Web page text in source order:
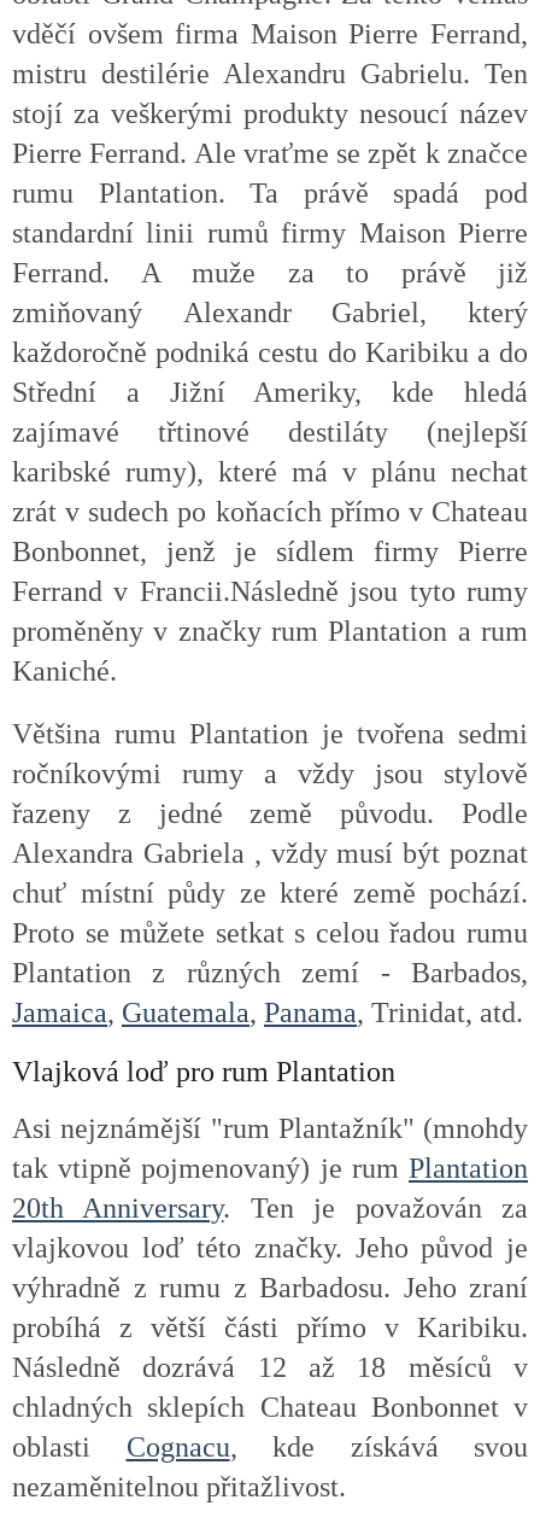
vděčí ovšem firma Maison Pierre Ferrand,
mistru destilérie Alexandru Gabrielu. Ten
stojí za veškerými produkty nesoucí název
Pierre Ferrand. Ale vraťme se zpět k značce
rumu Plantation. Ta právě spadá pod
standardní linii rumů firmy Maison Pierre
Ferrand. A muže za to právě již
zmiňovaný Alexandr Gabriel, který
každoročně podniká cestu do Karibiku a do
Střední a Jižní Ameriky, kde hledá
zajímavé třtinové destiláty (nejlepší
karibské rumy), které má v plánu nechat
zrát v sudech po koňacích přímo v Chateau
Bonbonnet, jenž je sídlem firmy Pierre
Ferrand v Francii.Následně jsou tyto rumy
proměněny v značky rum Plantation a rum
Kaniché.
Většina rumu Plantation je tvořena sedmi
ročníkovými rumy a vždy jsou stylově
řazeny z jedné země původu. Podle
Alexandra Gabriela , vždy musí být poznat
chuť místní půdy ze které země pochází.
Proto se můžete setkat s celou řadou rumu
Plantation z různých zemí - Barbados,
Jamaica, Guatemala, Panama, Trinidat, atd.
Vlajková loď pro rum Plantation
Asi nejznámější "rum Plantažník" (mnohdy
tak vtipně pojmenovaný) je rum Plantation
20th Anniversary. Ten je považován za
vlajkovou loď této značky. Jeho původ je
výhradně z rumu z Barbadosu. Jeho zraní
probíhá z větší části přímo v Karibiku.
Následně dozrává 12 až 18 měsíců v
chladných sklepích Chateau Bonbonnet v
oblasti Cognacu, kde získává svou
nezaměnitelnou přitažlivost.